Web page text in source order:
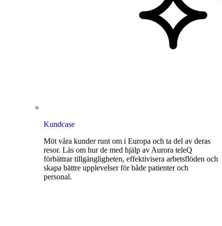
Kundcase
Möt våra kunder runt om i Europa och ta del av deras
resor. Läs om hur de med hjälp av Aurora teleQ
förbättrar tillgängligheten, effektivisera arbetsflöden och
skapa bättre upplevelser för både patienter och
personal.